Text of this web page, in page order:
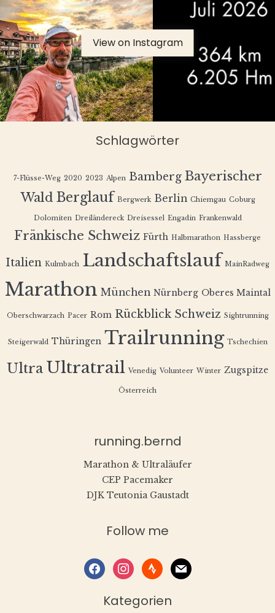
View on Instagram
Schlagwörter
7-Flüsse-Weg 2020 2023 Alpen Bamberg Bayerischer
Wald Berglauf Bergwerk Berlin Chiemgau Coburg
Dolomiten Dreiländereck Dreisessel Engadin Frankenwald
Fränkische Schweiz Fürth Halbmarathon Hassberge
Italien Kulmbach Landschaftslauf MainRadweg
Marathon München Nürnberg Oberes Maintal
Oberschwarzach Pacer Rom Rückblick Schweiz Sightrunning
Steigerwald Thüringen Trailrunning Tschechien
Ultra Ultratrail Venedig Volunteer Winter Zugspitze
Österreich
running.bernd
Marathon & Ultraläufer
CEP Pacemaker
DJK Teutonia Gaustadt
Follow me
facebookinstagram
stravamail
Kategorien